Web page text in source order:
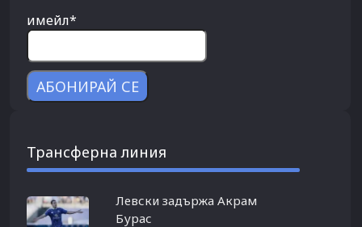
имейл*
Трансферна линия
Левски задържа Акрам
Бурас